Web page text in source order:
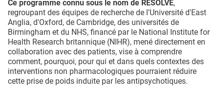
Ce programme connu sous le nom de RESOLVE,
regroupant des équipes de recherche de l'Université d'East
Anglia, d'Oxford, de Cambridge, des universités de
Birmingham et du NHS, financé par le National Institute for
Health Research britannique (NIHR), mené directement en
collaboration avec des patients, vise à comprendre
comment, pourquoi, pour qui et dans quels contextes des
interventions non pharmacologiques pourraient réduire
cette prise de poids induite par les antipsychotiques.